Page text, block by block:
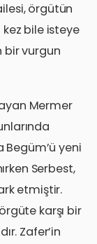
örgütün
bile isteye
bir vurgun
Mermer
Begüm’ü yeni
Serbest,
etmiştir.
karşı bir
Zafer’in